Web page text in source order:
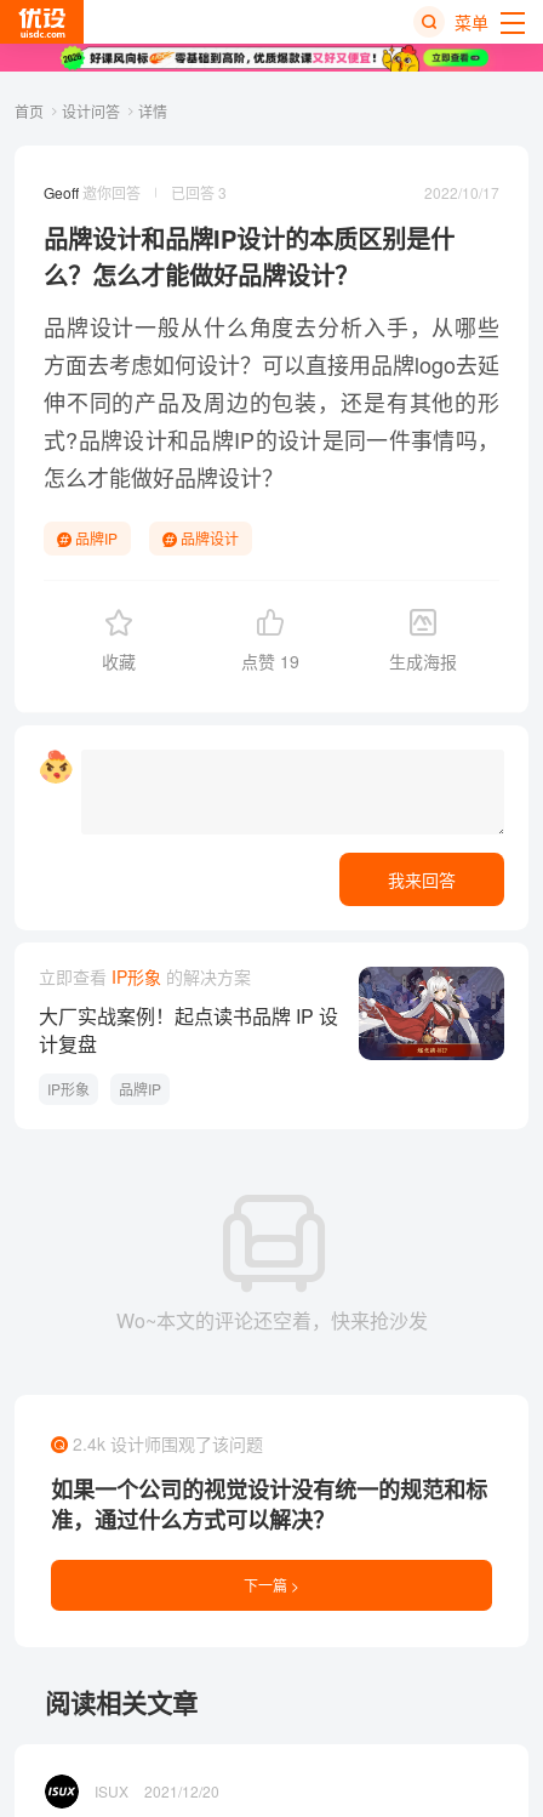
菜单
首页 设计问答 详情
Geoff 邀你回答 已回答 3 2022/10/17
品牌设计和品牌IP设计的本质区别是什
么？怎么才能做好品牌设计？
品牌设计一般从什么角度去分析入手，从哪些
方面去考虑如何设计？可以直接用品牌logo去延
伸不同的产品及周边的包装，还是有其他的形
式?品牌设计和品牌IP的设计是同一件事情吗，
怎么才能做好品牌设计？
品牌IP 品牌设计
收藏 点赞 19 生成海报
我来回答
立即查看 IP形象 的解决方案
大厂实战案例！起点读书品牌 IP 设
计复盘
IP形象 品牌IP
Wo~本文的评论还空着，快来抢沙发
2.4k 设计师围观了该问题
如果一个公司的视觉设计没有统一的规范和标
准，通过什么方式可以解决？
下一篇 >
阅读相关文章
ISUX 2021/12/20